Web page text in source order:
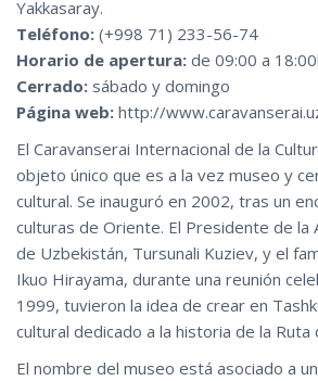
Yakkasaray.
Teléfono: (+998 71) 233-56-74
Horario de apertura: de 09:00 a
Cerrado: sábado y domingo
Página web: http://
El Caravanserai Internacional de la
objeto único que es a la vez museo y
cultural. Se inauguró en 2002, tras un
culturas de Oriente. El Presidente de la
de Uzbekistán, Tursunali Kuziev, y el
Ikuo Hirayama, durante una reunión
1999, tuvieron la idea de crear en
cultural dedicado a la historia de la Ruta
El nombre del museo está asociado a